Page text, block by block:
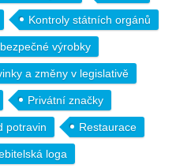
Kontroly státních orgánů
výrobky
a změny v legislativě
Privátní značky
potravin Restaurace
loga